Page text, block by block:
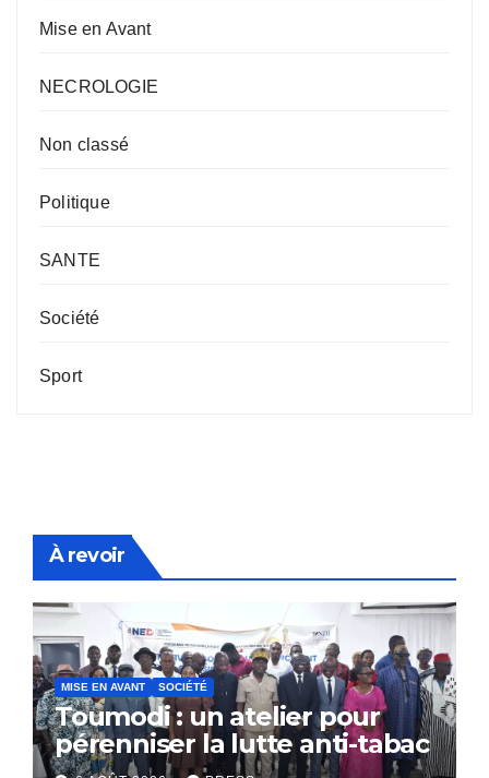
Mise en Avant
NECROLOGIE
Non classé
Politique
SANTE
Société
Sport
À revoir
MISE EN AVANT SOCIÉTÉ
Toumodi : un atelier pour
pérenniser la lutte anti-tabac